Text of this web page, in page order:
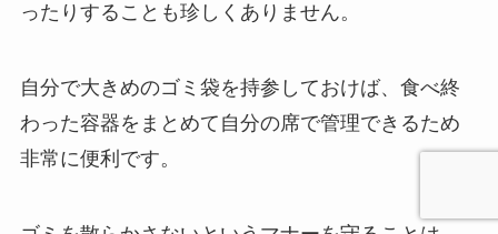
ったりすることも珍しくありません。
自分で大きめのゴミ袋を持参しておけば、食べ終
わった容器をまとめて自分の席で管理できるため
非常に便利です。